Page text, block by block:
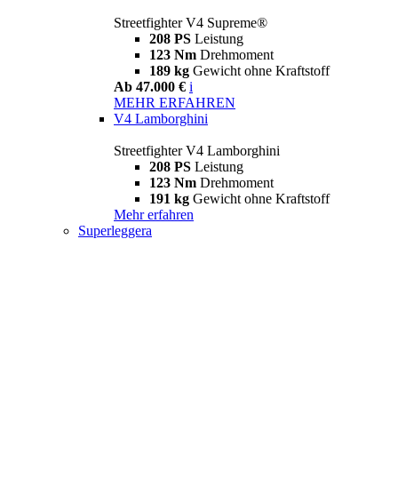
Streetfighter V4 Supreme®
208 PS Leistung
123 Nm Drehmoment
189 kg Gewicht ohne Kraftstoff
Ab 47.000 € i
MEHR ERFAHREN
V4 Lamborghini
Streetfighter V4 Lamborghini
208 PS Leistung
123 Nm Drehmoment
191 kg Gewicht ohne Kraftstoff
Mehr erfahren
Superleggera